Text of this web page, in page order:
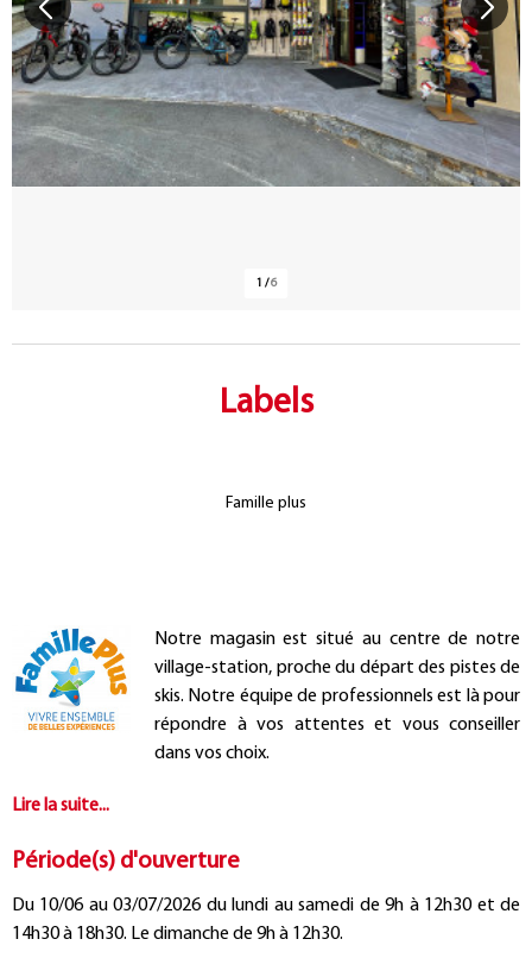
1 /6
Labels
Famille plus
Notre magasin est situé au centre de notre
village-station, proche du départ des pistes de
skis. Notre équipe de professionnels est là pour
répondre à vos attentes et vous conseiller
dans vos choix.
Période(s) d'ouverture
Du 10/06 au 03/07/2026 du lundi au samedi de 9h à 12h30 et de
14h30 à 18h30. Le dimanche de 9h à 12h30.